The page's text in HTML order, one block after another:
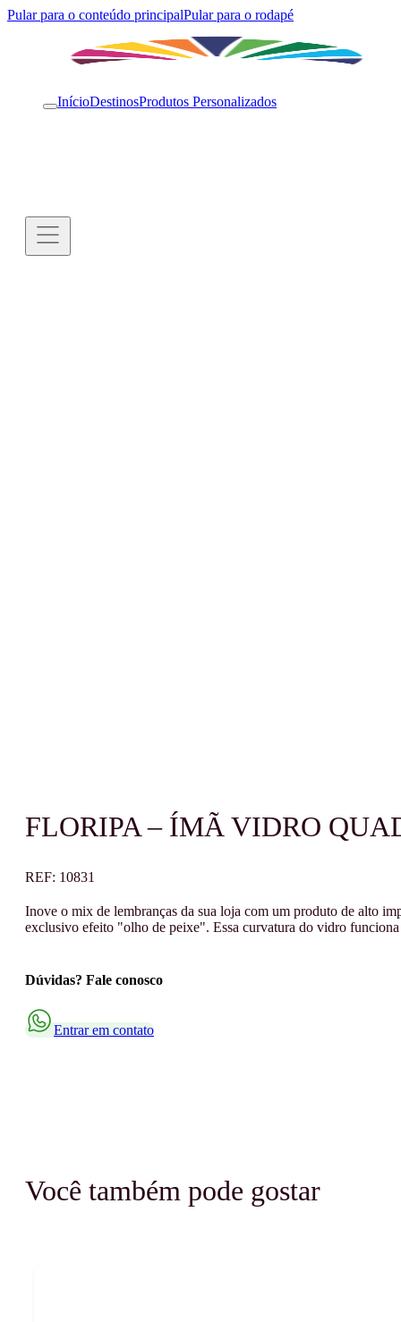
Pular para o conteúdo principalPular para o rodapé
InícioDestinosProdutos Personalizados
FLORIPA – ÍMÃ VIDRO
REF: 10831
Inove o mix de lembranças da sua loja com um produto de alto
exclusivo efeito "olho de peixe". Essa curvatura do vidro
Dúvidas? Fale conosco
Entrar em contato
Você também pode gostar